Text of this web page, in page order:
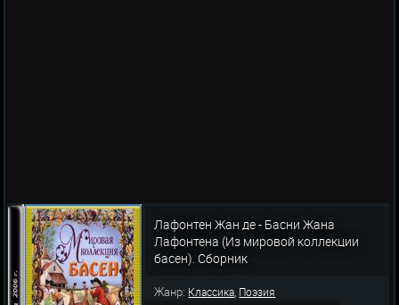
Лафонтен Жан де - Басни Жана
Лафонтена (Из мировой коллекции
басен). Сборник
Жанр: Классика, Поэзия